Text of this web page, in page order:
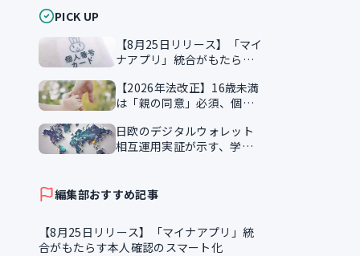
PICK UP
【8月25日リリース】「マイ
ナアプリ」統合がもたらす
【2026年法改正】16歳未満
は「親の同意」必須、個人
ける実務課題
日欧のデジタルウォレット
相互運用実証が示す、学習
編集部おすすめ記事
【8月25日リリース】「マイナアプリ」統
合がもたらす本人確認のスマート化